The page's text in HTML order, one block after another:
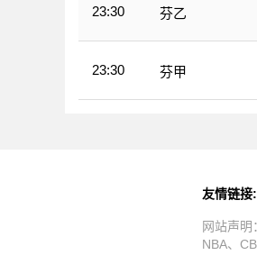
23:30 芬乙
23:30 芬甲
友情链接:
网站声
NBA、